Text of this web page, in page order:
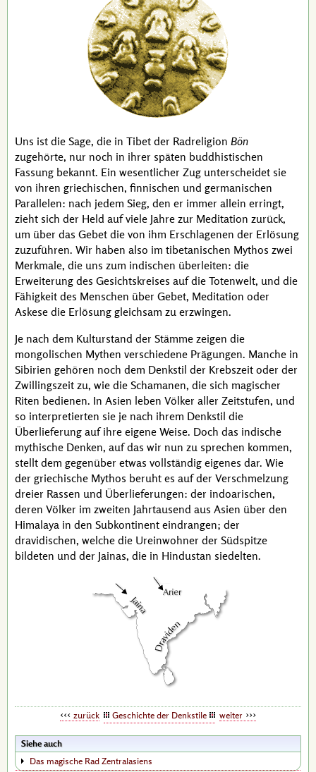
Uns ist die Sage, die in Tibet der Radreligion Bön
zugehörte, nur noch in ihrer späten buddhistischen
Fassung bekannt. Ein wesentlicher Zug unterscheidet sie
von ihren griechischen, finnischen und germanischen
Parallelen: nach jedem Sieg, den er immer allein erringt,
zieht sich der Held auf viele Jahre zur Meditation zurück,
um über das Gebet die von ihm Erschlagenen der Erlösung
zuzuführen. Wir haben also im tibetanischen Mythos zwei
Merkmale, die uns zum indischen überleiten: die
Erweiterung des Gesichtskreises auf die Totenwelt, und die
Fähigkeit des Menschen über Gebet, Meditation oder
Askese die Erlösung gleichsam zu erzwingen.
Je nach dem Kulturstand der Stämme zeigen die
mongolischen Mythen verschiedene Prägungen. Manche in
Sibirien gehören noch dem Denkstil der Krebszeit oder der
Zwillingszeit zu, wie die Schamanen, die sich magischer
Riten bedienen. In Asien leben Völker aller Zeitstufen, und
so interpretierten sie je nach ihrem Denkstil die
Überlieferung auf ihre eigene Weise. Doch das indische
mythische Denken, auf das wir nun zu sprechen kommen,
stellt dem gegenüber etwas vollständig eigenes dar. Wie
der griechische Mythos beruht es auf der Verschmelzung
dreier Rassen und Überlieferungen: der indoarischen,
deren Völker im zweiten Jahrtausend aus Asien über den
Himalaya in den Subkontinent eindrangen; der
dravidischen, welche die Ureinwohner der Südspitze
bildeten und der Jainas, die in Hindustan siedelten.
zurück Geschichte der Denkstile weiter
Siehe auch
Das magische Rad Zentralasiens